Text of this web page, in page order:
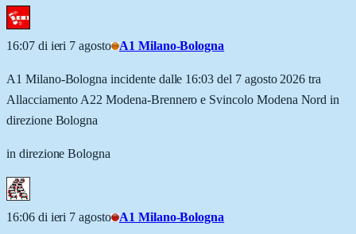
16:07 di ieri 7 agosto A1 Milano-Bologna
A1 Milano-Bologna incidente dalle 16:03 del 7 agosto 2026 tra
Allacciamento A22 Modena-Brennero e Svincolo Modena Nord in
direzione Bologna
in direzione Bologna
16:06 di ieri 7 agosto A1 Milano-Bologna